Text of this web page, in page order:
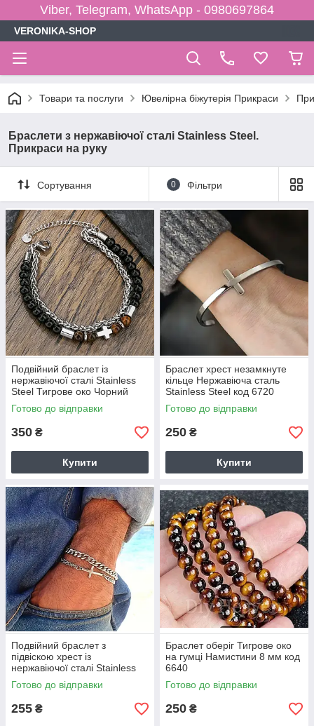
Viber, Telegram, WhatsApp - 0980697864
VERONIKA-SHOP
Товари та послуги Ювелірна біжутерія Прикраси
Браслети з нержавіючої сталі Stainless Steel.
Прикраси на руку
Сортування 0 Фільтри
Подвійний браслет із
нержавіючої сталі Stainless
Steel Тигрове око Чорний
агат код 6719
Готово до відправки
350 ₴
Купити
Браслет хрест незамкнуте
кільце Нержавіюча сталь
Stainless Steel код 6720
Готово до відправки
250 ₴
Купити
Подвійний браслет з
підвіскою хрест із
нержавіючої сталі Stainless
Steel код 6717
Готово до відправки
255 ₴
Браслет оберіг Тигрове око
на гумці Намистини 8 мм код
6640
Готово до відправки
250 ₴